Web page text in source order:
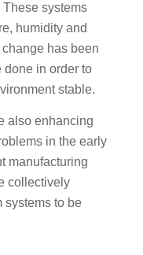
systems
humidity and
has been
done in order to
stable.
also enhancing
in the early
manufacturing
collectively
to be